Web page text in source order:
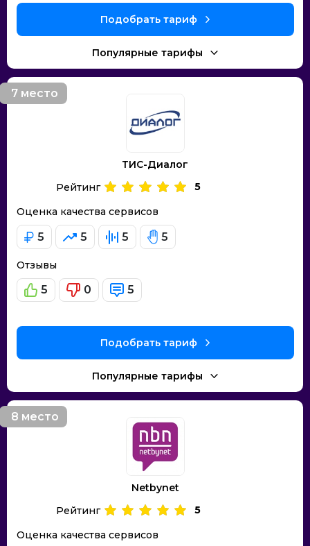
Подобрать тариф
Популярные тарифы
7 место
ТИС-Диалог
Оценка качества сервисов
5 5 5 5
Отзывы
5 0 5
Рейтинг 5
Подобрать тариф
Популярные тарифы
8 место
Netbynet
Оценка качества сервисов
Рейтинг 5